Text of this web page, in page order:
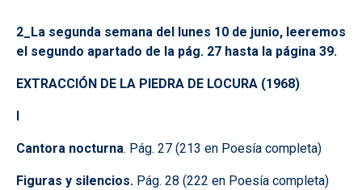
2_La segunda semana del lunes 10 de junio, leeremos
el segundo apartado de la pág. 27 hasta la página 39.
EXTRACCIÓN DE LA PIEDRA DE LOCURA (1968)
Cantora nocturna. Pág. 27 (213 en Poesía completa)
Figuras y silencios. Pág. 28 (222 en Poesía completa)